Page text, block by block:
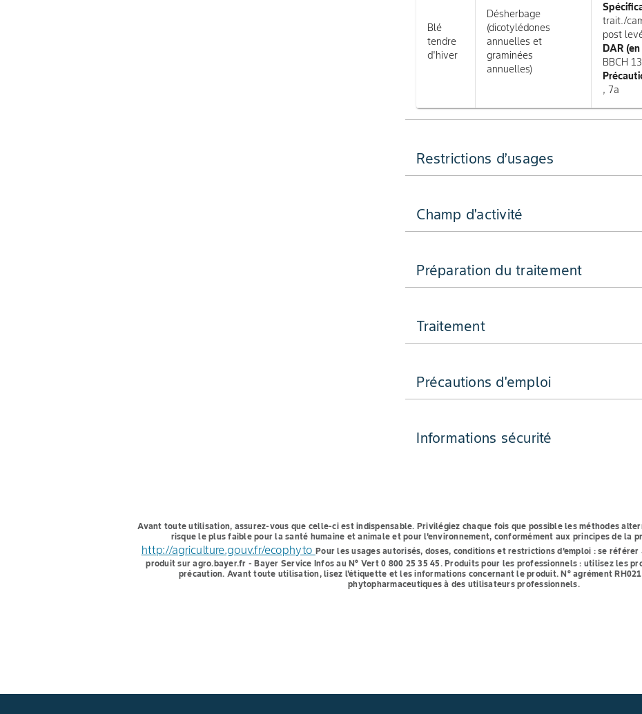
Blé
tendre
d'hiver
Désherbage
(dicotylédones
annuelles et
graminées
annuelles)
trait./
post
DAR
BBCH 13
, 7a
Restrictions d’usages
Champ d'activité
Préparation du traitement
Traitement
Précautions d'emploi
Informations sécurité
Avant toute utilisation, assurez-vous que celle-ci est indispensable. Privilégiez chaque fois que possible les méthodes
risque le plus faible pour la santé humaine et animale et pour l'environnement, conformément aux principes de la
http://agriculture.gouv.fr/ecophytoPour les usages autorisés, doses, conditions et restrictions d'emploi : se
produit sur agro.bayer.fr - Bayer Service Infos au N° Vert 0 800 25 35 45.Produits pour les professionnels : utilisez les
précaution. Avant toute utilisation, lisez l'étiquette et les informations concernant le produit. N° agrément
phytopharmaceutiques à des utilisateurs professionnels.